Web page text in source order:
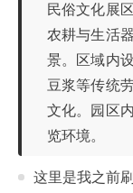
民俗文化展
农耕与生活
景。区域内
豆浆等传统
文化。园区
览环境。
这里是我之前